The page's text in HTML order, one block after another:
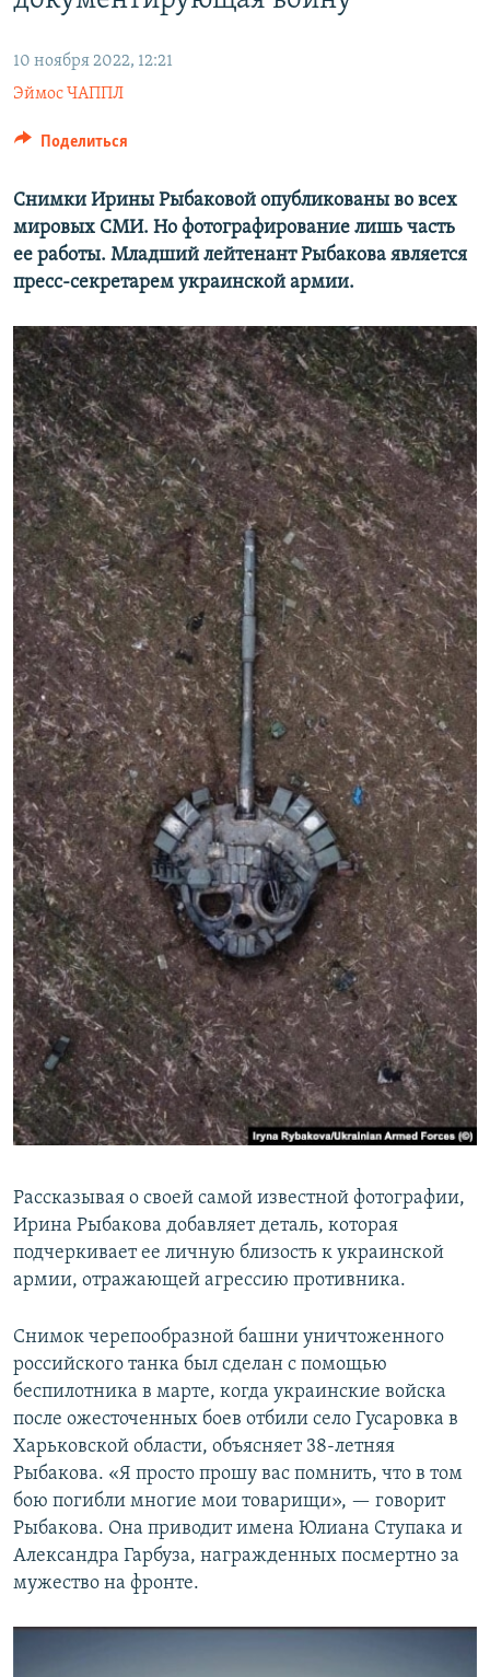
10 ноября 2022, 12:21
Эймос ЧАППЛ
Поделиться
Снимки Ирины Рыбаковой опубликованы во всех
мировых СМИ. Но фотографирование лишь часть
ее работы. Младший лейтенант Рыбакова является
пресс-секретарем украинской армии.
Рассказывая о своей самой известной фотографии,
Ирина Рыбакова добавляет деталь, которая
подчеркивает ее личную близость к украинской
армии, отражающей агрессию противника.
Снимок черепообразной башни уничтоженного
российского танка был сделан с помощью
беспилотника в марте, когда украинские войска
после ожесточенных боев отбили село Гусаровка в
Харьковской области, объясняет 38-летняя
Рыбакова. «Я просто прошу вас помнить, что в том
бою погибли многие мои товарищи», — говорит
Рыбакова. Она приводит имена Юлиана Ступака и
Александра Гарбуза, награжденных посмертно за
мужество на фронте.